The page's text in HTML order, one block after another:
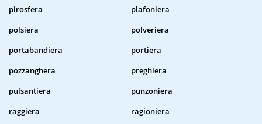
pirosfera
plafoniera
polsiera
polveriera
portabandiera
portiera
pozzanghera
preghiera
pulsantiera
punzoniera
raggiera
ragioniera